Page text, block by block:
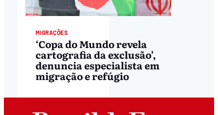
MIGRAÇÕES
‘Copa do Mundo revela
cartografia da exclusão’,
denuncia especialista em
migração e refúgio